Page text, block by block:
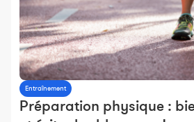
Entraînement
Préparation physique :